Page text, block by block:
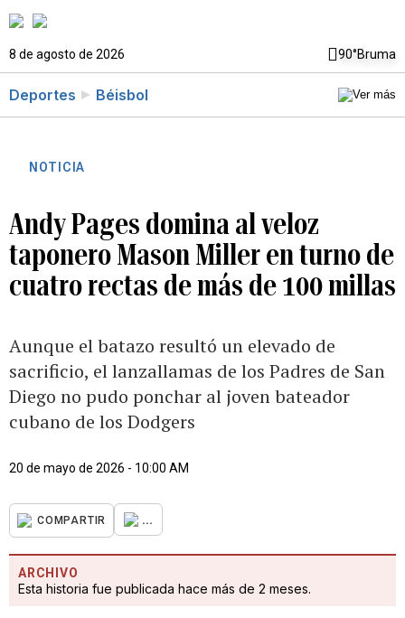
8 de agosto de 2026 90°Bruma
Deportes Béisbol
NOTICIA
Andy Pages domina al veloz
taponero Mason Miller en turno de
cuatro rectas de más de 100 millas
Aunque el batazo resultó un elevado de
sacrificio, el lanzallamas de los Padres de San
Diego no pudo ponchar al joven bateador
cubano de los Dodgers
20 de mayo de 2026 - 10:00 AM
COMPARTIR ...
ARCHIVO
Esta historia fue publicada hace más de 2 meses.